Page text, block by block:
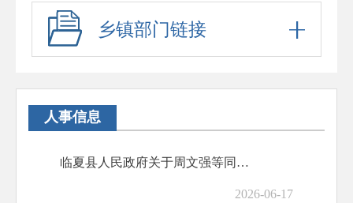
乡镇部门链接
人事信息
临夏县人民政府关于周文强等同志职务任免的通知
2026-06-17